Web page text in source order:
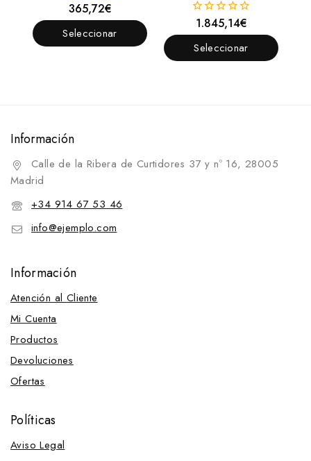
fuera
de
365,72€
Seleccionar
0
fuera
de
1.845,14€
Seleccionar
Información
Calle de la Ribera de Curtidores 37 y nº 16, 28005
Madrid
+34 914 67 53 46
info@ejemplo.com
Información
Atención al Cliente
Mi Cuenta
Productos
Devoluciones
Ofertas
Políticas
Aviso Legal